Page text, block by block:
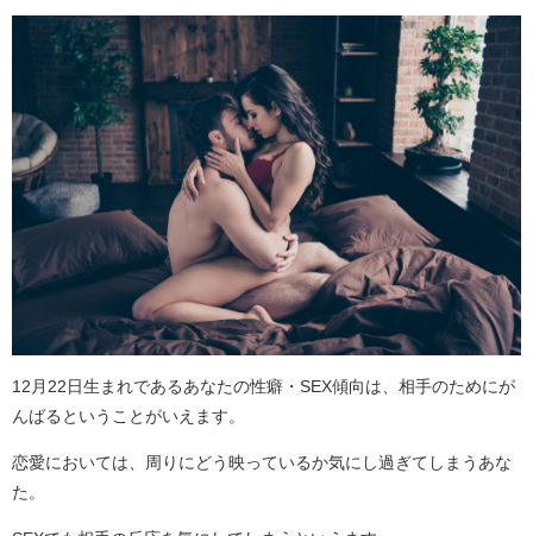
12月22日生まれであるあなたの性癖・SEX傾向は、相手のためにが
んばるということがいえます。
恋愛においては、周りにどう映っているか気にし過ぎてしまうあな
た。